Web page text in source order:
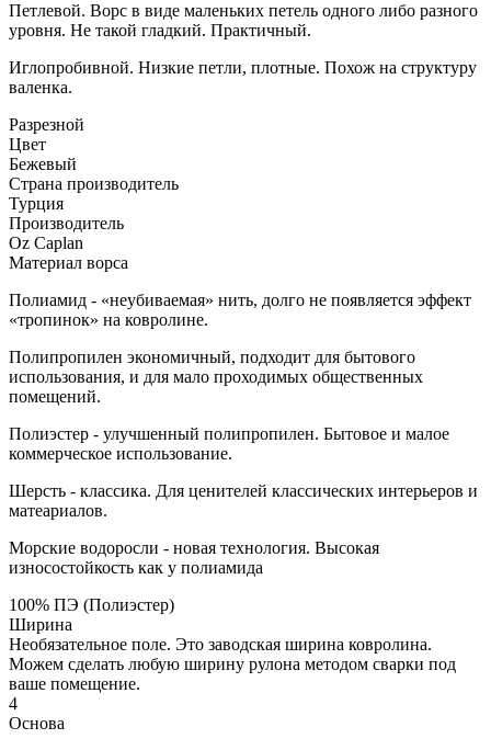
Петлевой. Ворс в виде маленьких петель одного либо разного
уровня. Не такой гладкий. Практичный.
Иглопробивной. Низкие петли, плотные. Похож на структуру
валенка.
Разрезной
Цвет
Бежевый
Страна производитель
Турция
Производитель
Oz Caplan
Материал ворса
Полиамид - «неубиваемая» нить, долго не появляется эффект
«тропинок» на ковролине.
Полипропилен экономичный, подходит для бытового
использования, и для мало проходимых общественных
помещений.
Полиэстер - улучшенный полипропилен. Бытовое и малое
коммерческое использование.
Шерсть - классика. Для ценителей классических интерьеров и
матеариалов.
Морские водоросли - новая технология. Высокая
износостойкость как у полиамида
100% ПЭ (Полиэстер)
Ширина
Необязательное поле. Это заводская ширина ковролина.
Можем сделать любую ширину рулона методом сварки под
ваше помещение.
4
Основа